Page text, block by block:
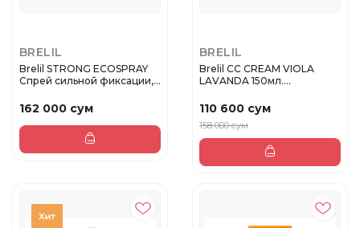
BRELIL
Brelil STRONG ECOSPRAY
Спрей сильной фиксации,
162 000 сум
BRELIL
Brelil CC CREAM VIOLA
LAVANDA 150мл.
110 600 сум
158 000 сум